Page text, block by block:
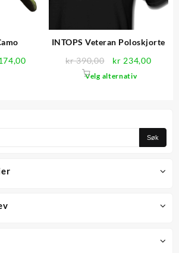
produktsiden
Nåværende
INTOPS Veteran Poloskjorte
kr390,00
Opprinnelig
kr 234,00
Velg alternativDette
kan